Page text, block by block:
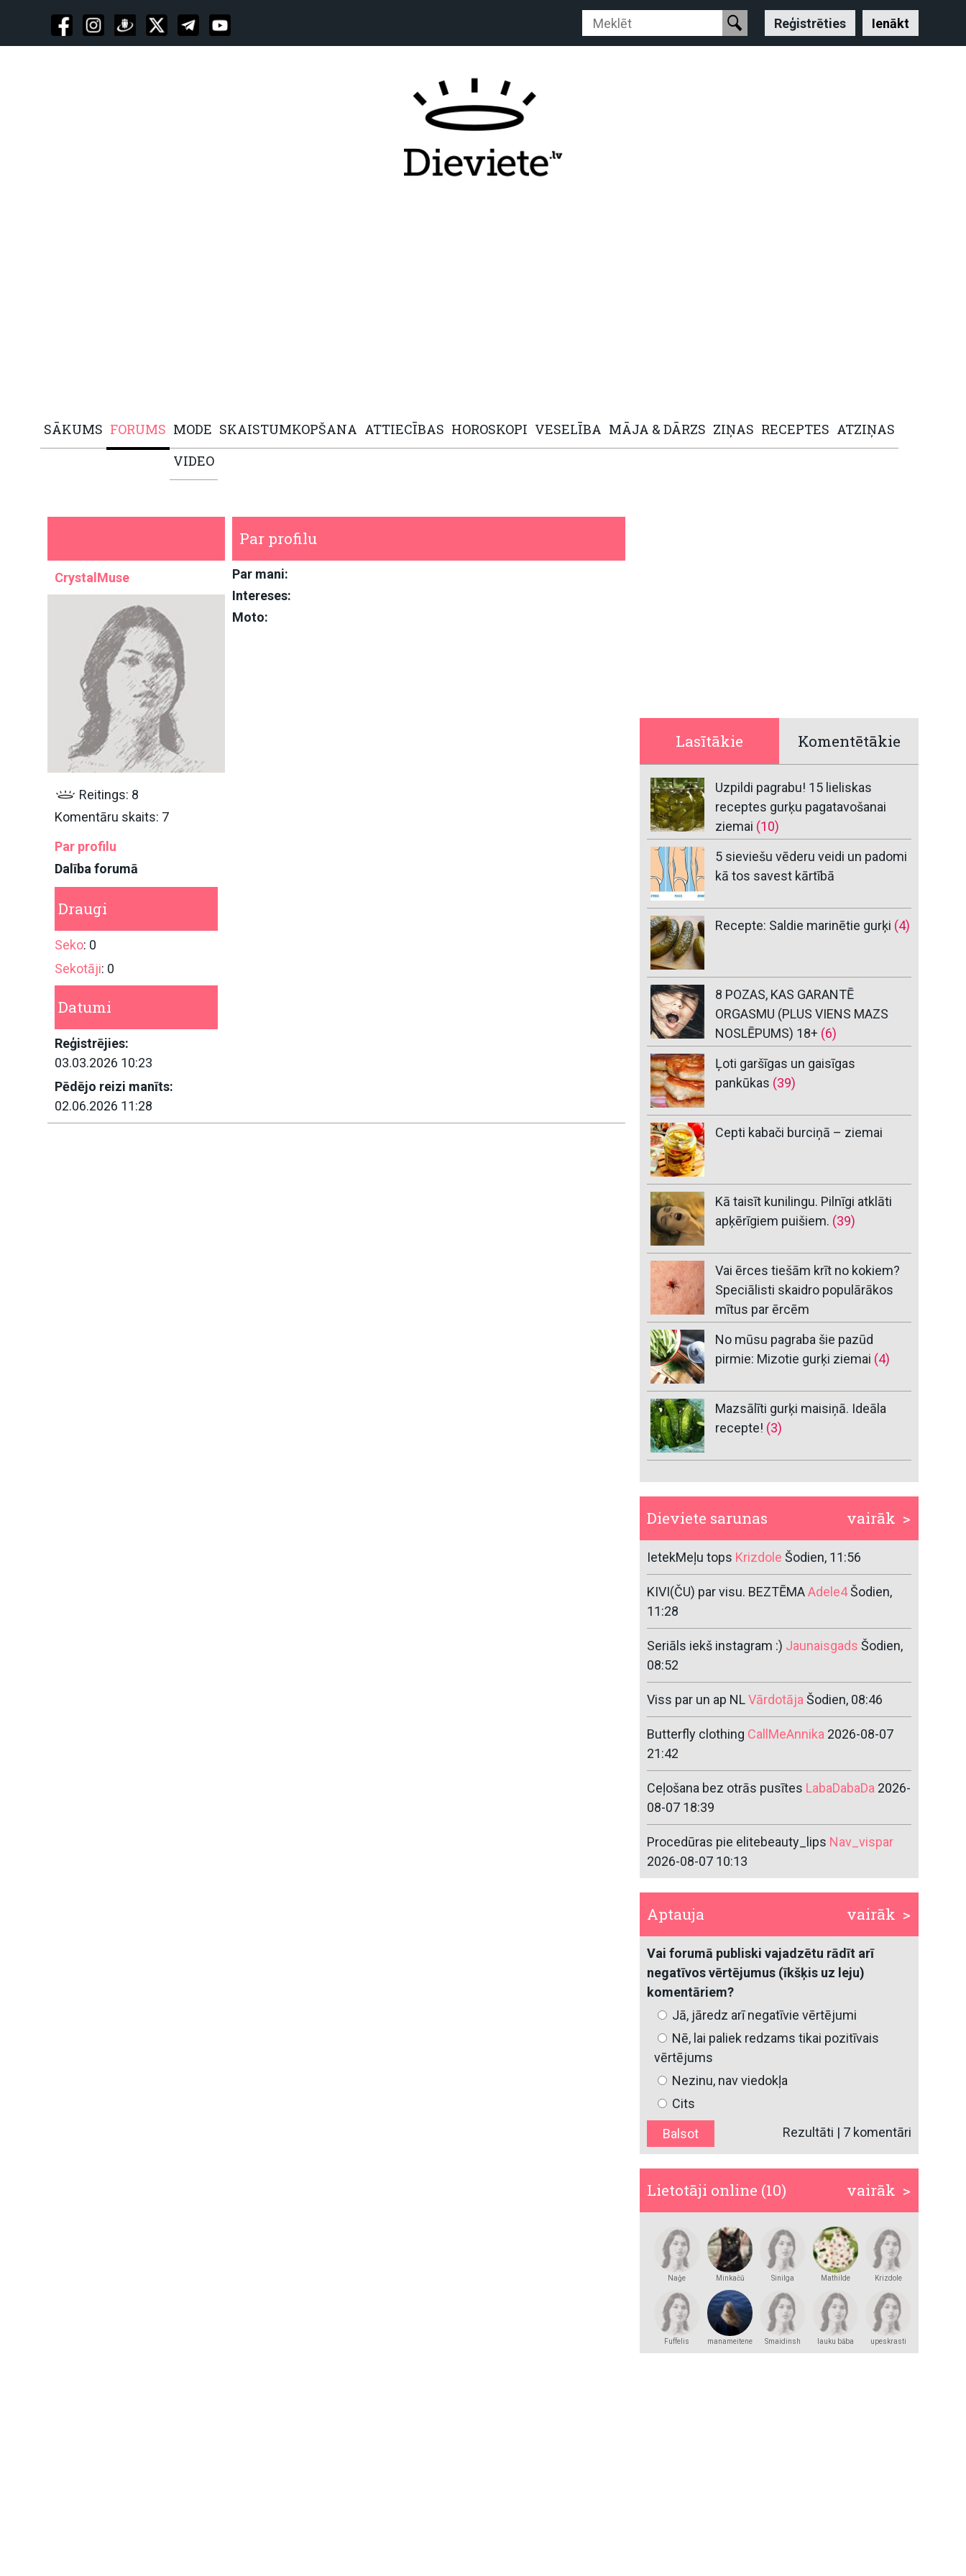
Reģistrēties Ienākt
SĀKUMS FORUMS MODE SKAISTUMKOPŠANA ATTIECĪBAS HOROSKOPI VESELĪBA MĀJA & DĀRZS ZIŅAS RECEPTES ATZIŅAS
VIDEO
CrystalMuse
Reitings: 8
Komentāru skaits: 7
Par profilu
Dalība forumā
Draugi
Seko: 0
Sekotāji: 0
Datumi
Reģistrējies:
03.03.2026 10:23
Pēdējo reizi manīts:
02.06.2026 11:28
Par profilu
Par mani:
Intereses:
Moto:
Lasītākie Komentētākie
Uzpildi pagrabu! 15 lieliskas
receptes gurķu pagatavošanai
ziemai (10)
5 sieviešu vēderu veidi un padomi
kā tos savest kārtībā
Recepte: Saldie marinētie gurķi (4)
8 POZAS, KAS GARANTĒ
ORGASMU (PLUS VIENS MAZS
NOSLĒPUMS) 18+ (6)
Ļoti garšīgas un gaisīgas
pankūkas (39)
Cepti kabači burciņā – ziemai
Kā taisīt kunilingu. Pilnīgi atklāti
apķērīgiem puišiem. (39)
Vai ērces tiešām krīt no kokiem?
Speciālisti skaidro populārākos
mītus par ērcēm
No mūsu pagraba šie pazūd
pirmie: Mizotie gurķi ziemai (4)
Mazsālīti gurķi maisiņā. Ideāla
recepte! (3)
vairāk >
Dieviete sarunas
IetekMeļu tops Krizdole Šodien, 11:56
KIVI(ČU) par visu. BEZTĒMAAdele4Šodien,
11:28
Seriāls iekš instagram :) Jaunaisgads Šodien,
08:52
Viss par un ap NLVārdotājaŠodien, 08:46
Butterfly clothing CallMeAnnika 2026-08-07
21:42
Ceļošana bez otrās pusītes LabaDabaDa 2026-
08-07 18:39
Procedūras pie elitebeauty_lips Nav_vispar
2026-08-07 10:13
vairāk >
Aptauja
Vai forumā publiski vajadzētu rādīt arī
negatīvos vērtējumus (īkšķis uz leju)
komentāriem?
Jā, jāredz arī negatīvie vērtējumi
Nē, lai paliek redzams tikai pozitīvais
vērtējums
Nezinu, nav viedokļa
Cits
Rezultāti | 7 komentāri
vairāk >
Lietotāji online (10)
Naģe Minkačū Sinilga Mathilde Krizdole
Fuffelis manameitene Smaidinsh lauku bāba upeskrasti